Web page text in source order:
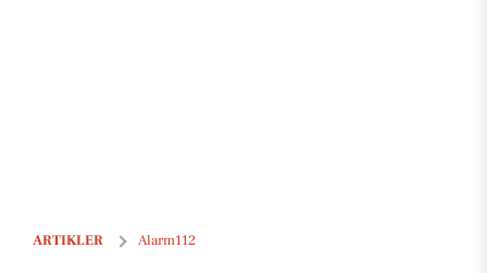
ARTIKLER Alarm112
Tricktyveri i Himmelev: Ældre kvinde frastjålet smykker